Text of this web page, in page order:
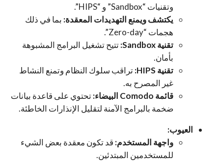
وتقنيات “Sandbox” و “HIPS”.
يكتشف ويمنع التهديدات المعقدة: بما في ذلك
هجمات “Zero-day”.
تقنية Sandbox:
تتيح تشغيل البرامج المشبوهة
بأمان.
تقنية HIPS:
تراقب سلوك النظام وتمنع النشاط
غير المصرح به.
قائمة Comodo البيضاء:
تحتوي على قاعدة بيانات
ضخمة بالبرامج الآمنة لتقليل الإنذارات الخاطئة.
العيوب:
واجهة المستخدم: قد تكون معقدة بعض الشيء
للمستخدمين المبتدئين.